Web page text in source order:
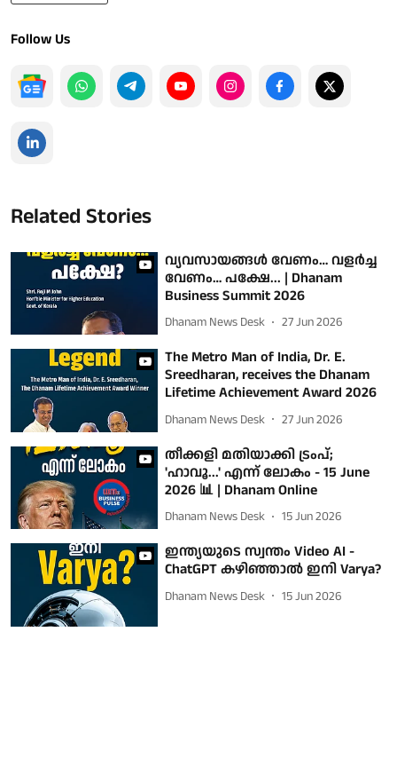
Follow Us
Related Stories
വ്യവസായങ്ങൾ വേണം… വളർച്ച
വേണം… പക്ഷേ... | Dhanam
Business Summit 2026
Dhanam News Desk 27 Jun 2026
The Metro Man of India, Dr. E.
Sreedharan, receives the Dhanam
Lifetime Achievement Award 2026
Dhanam News Desk 27 Jun 2026
തീക്കളി മതിയാക്കി ട്രംപ്;
'ഹാവൂ...' എന്ന് ലോകം - 15 June
2026 📊 | Dhanam Online
Dhanam News Desk 15 Jun 2026
ഇന്ത്യയുടെ സ്വന്തം Video AI -
ChatGPT കഴിഞ്ഞാൽ ഇനി Varya?
Dhanam News Desk 15 Jun 2026